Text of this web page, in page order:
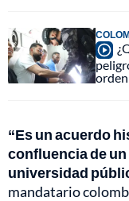
orden
“Es un acuerdo
confluencia de
universidad
mandatario